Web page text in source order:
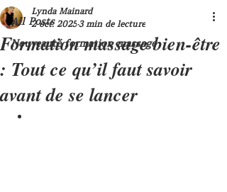
All Posts
Nouveauté formation massage
Formation massage bien-être
: Tout ce qu’il faut savoir
avant de se lancer
Lynda Mainard
2 oct. 2025 3 min de lecture